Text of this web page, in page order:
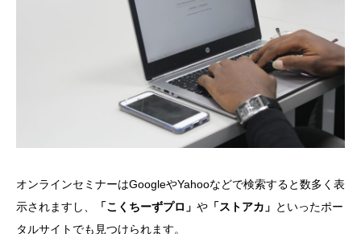
オンラインセミナーはGoogleやYahooなどで検索すると数多く表
示されますし、
「こくちーずプロ」 や 「ストアカ」 といったポー
タルサイトでも見つけられます。